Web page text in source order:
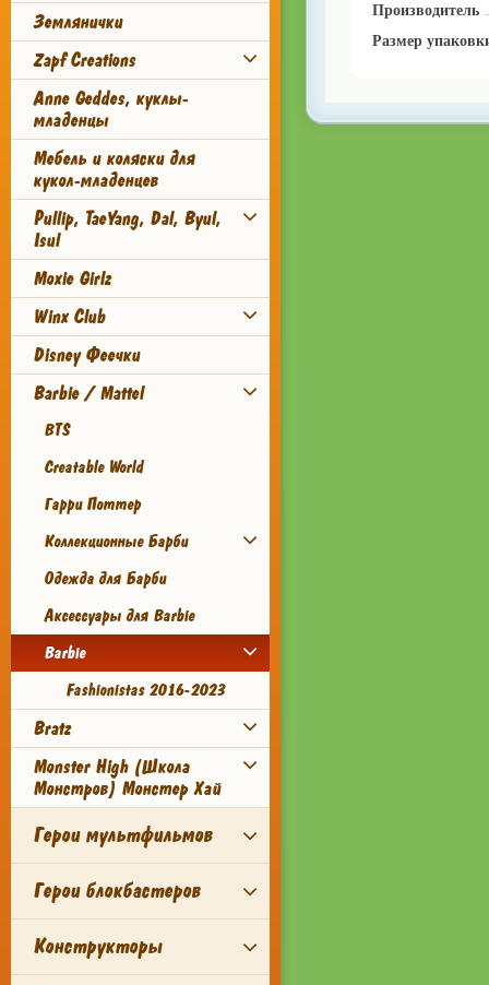
Землянички
Zapf Creations
Anne Geddes, куклы-
младенцы
Мебель и коляски для
кукол-младенцев
Pullip, TaeYang, Dal, Byul,
Isul
Moxie Girlz
Winx Club
Disney Феечки
Barbie / Mattel
BTS
Creatable World
Гарри Поттер
Коллекционные Барби
Одежда для Барби
Аксессуары для Barbie
Barbie
Fashionistas 2016-2023
Bratz
Monster High (Школа
Монстров) Монстер Хай
Герои мультфильмов
Герои блокбастеров
Конструкторы
Производитель
Размер